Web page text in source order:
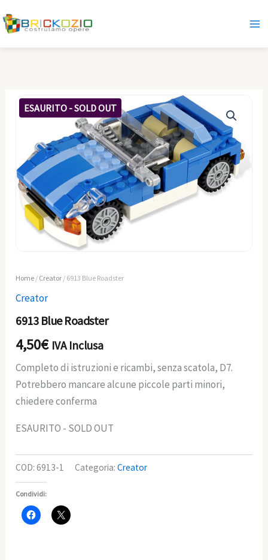
al
ESAURITO - SOLD OUT
Home / Creator / 6913 Blue Roadster
Creator
6913 Blue Roadster
4,50€ IVA Inclusa
Completo di istruzioni e ricambi, senza scatola, D7.
Potrebbero mancare alcune piccole parti minori,
chiedere conferma
ESAURITO - SOLD OUT
COD:6913-1 Categoria:Creator
Condividi: